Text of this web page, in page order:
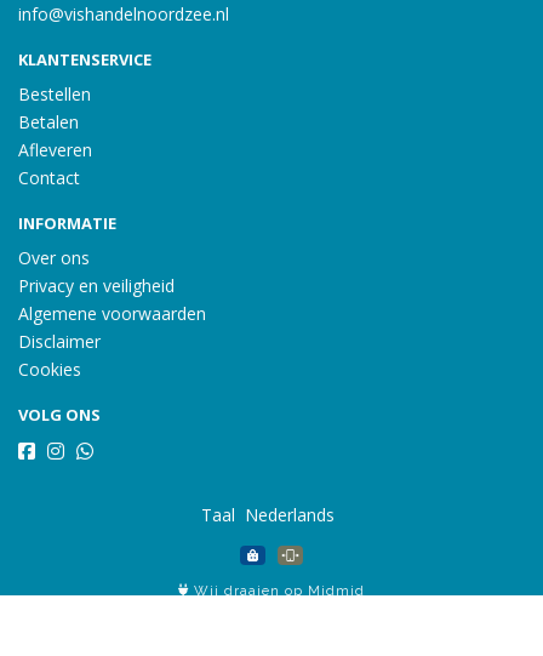
info@vishandelnoordzee.nl
KLANTENSERVICE
Bestellen
Betalen
Afleveren
Contact
INFORMATIE
Over ons
Privacy en veiligheid
Algemene voorwaarden
Disclaimer
Cookies
VOLG ONS
Taal
Wij draaien op Midmid